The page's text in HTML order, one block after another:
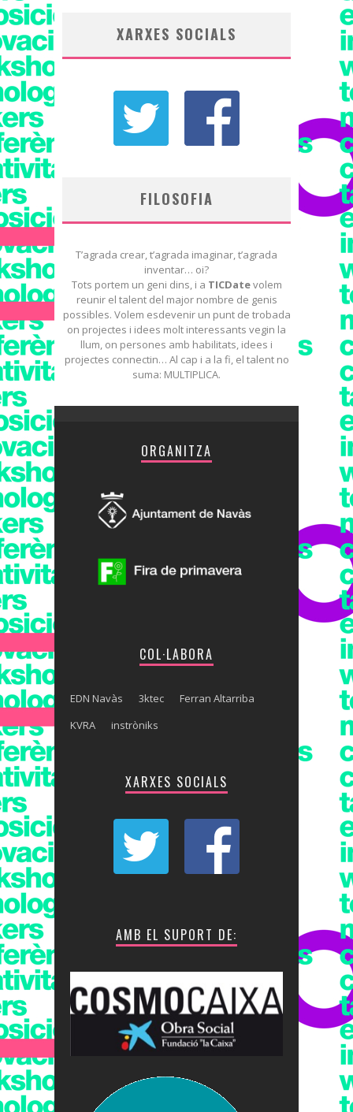
XARXES SOCIALS
FILOSOFIA
T’agrada crear, t’agrada imaginar, t’agrada
inventar… oi?
Tots portem un geni dins, i a TICDatevolem
reunir el talent del major nombre de genis
possibles. Volem esdevenir un punt de trobada
on projectes i idees molt interessants vegin la
llum, on persones amb habilitats, idees i
projectes connectin… Al cap i a la fi, el talent no
suma: MULTIPLICA.
ORGANITZA
COL·LABORA
EDN Navàs 3ktec
Ferran Altarriba
KVRA
instròniks
XARXES SOCIALS
AMB EL SUPORT DE: